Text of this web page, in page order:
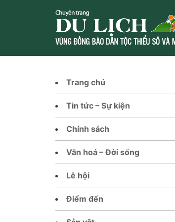
Trang chủ
Tin tức – Sự kiện
Chính sách
Văn hoá – Đời sống
Lễ hội
Điểm đến